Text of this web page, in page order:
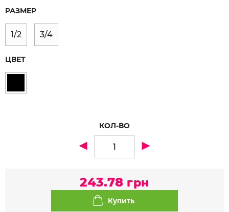
РАЗМЕР
1/2 3/4
ЦВЕТ
КОЛ-ВО
243.78 грн